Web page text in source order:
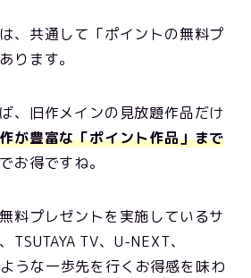
、共通して「ポイントの無料プ
ります。
、旧作メインの見放題作品だけ
が豊富な「ポイント作品」まで
お得ですね。
料プレゼントを実施しているサ
TSUTAYA TV、U-NEXT、
うな一歩先を行くお得感を味わ